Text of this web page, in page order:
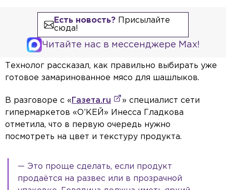
Есть новость?Присылайте
сюда!
Читайте нас в мессенджере Max!
Технолог рассказал, как правильно выбирать уже
готовое замаринованное мясо для шашлыков.
В разговоре с « Газета.ru
» специалист сети
гипермаркетов «О’КЕЙ» Инесса Гладкова
отметила, что в первую очередь нужно
посмотреть на цвет и текстуру продукта.
— Это проще сделать, если продукт
продаётся на развес или в прозрачной